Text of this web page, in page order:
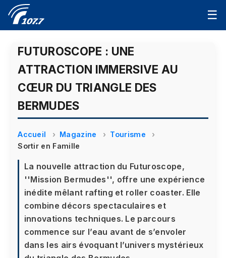
☰
FUTUROSCOPE : UNE
ATTRACTION IMMERSIVE AU
CŒUR DU TRIANGLE DES
BERMUDES
Accueil Magazine
Tourisme
Sortir en Famille
La nouvelle attraction du Futuroscope,
''Mission Bermudes'', offre une expérience
inédite mêlant rafting et roller coaster. Elle
combine décors spectaculaires et
innovations techniques. Le parcours
commence sur l’eau avant de s’envoler
dans les airs évoquant l’univers mystérieux